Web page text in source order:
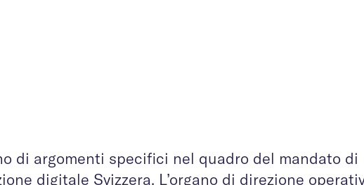
di argomenti specifici nel quadro del mandato di
digitale Svizzera. L’organo di direzione